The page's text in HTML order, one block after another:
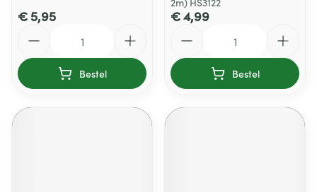
€ 5,95
Bestel
€ 4,99
Bestel